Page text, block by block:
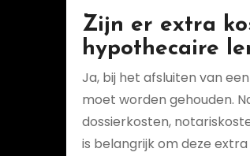
Zijn er extra
hypothecaire
Ja, bij het afsluiten van
moet worden gehouden.
dossierkosten,
is belangrijk om deze